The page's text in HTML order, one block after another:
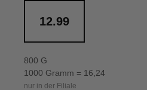
12.99
800 G
1000 Gramm = 16,24
nur in der Filiale